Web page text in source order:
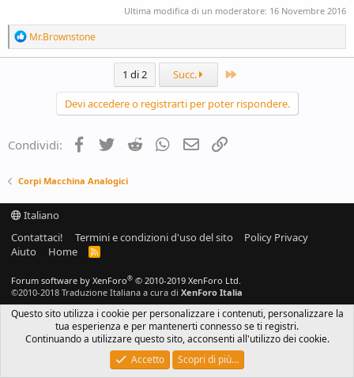
Ultima modifica di un moderatore: 16 Novembre 2016
R
e
a
:
Mr.Brownstone
1 di 2 Succ. Ultimo
Devi accedere o registrarti per poter rispondere.
Condividi: Facebook
TwitterReddit WhatsApp
e-mailLink
Corpi Macchina Analogici
Italiano
Contattaci!
Termini e condizioni d'uso del sito
Policy Privacy
Aiuto
Home
R
Forum software by XenForo® © 2010-2019 XenForo Ltd.
©2010-2018 Traduzione Italiana a cura di XenForo Italia
Questo sito utilizza i cookie per personalizzare i contenuti, personalizzare la
tua esperienza e per mantenerti connesso se ti registri.
Continuando a utilizzare questo sito, acconsenti all'utilizzo dei cookie.
Accetto
Scopri di più…